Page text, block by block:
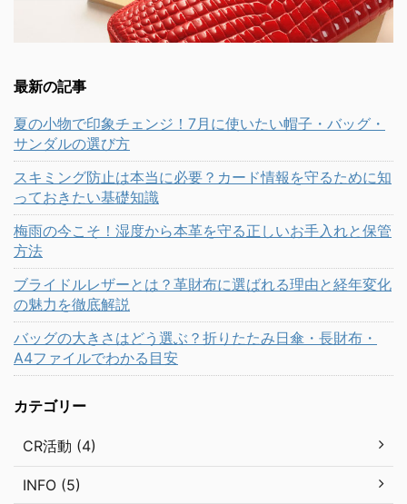
最新の記事
夏の小物で印象チェンジ！7月に使いたい帽子・バッグ・
サンダルの選び方
スキミング防止は本当に必要？カード情報を守るために知
っておきたい基礎知識
梅雨の今こそ！湿度から本革を守る正しいお手入れと保管
方法
ブライドルレザーとは？革財布に選ばれる理由と経年変化
の魅力を徹底解説
バッグの大きさはどう選ぶ？折りたたみ日傘・長財布・
A4ファイルでわかる目安
カテゴリー
CR活動 (4)
INFO (5)